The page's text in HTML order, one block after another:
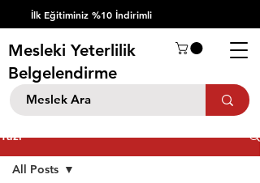
İlk Eğitiminiz %10 İndirimli
Mesleki Yeterlilik
Belgelendirme
Yazı
All Posts